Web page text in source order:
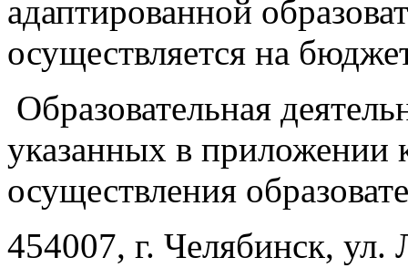
адаптированной
осуществляется на
Образовательная
указанных в
осуществления
454007, г. Челябинск, ул.